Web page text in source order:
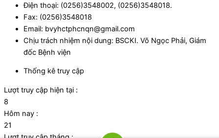
Điện thoại: (0256)3548002, (0256)3548018.
Fax: (0256)3548018
Email: bvyhctphcnqn@gmail.com
Chịu trách nhiệm nội dung: BSCKI. Võ Ngọc Phải, Giám
đốc Bệnh viện
Thống kê truy cập
Lượt truy cập hiện tại :
8
Hôm nay :
21